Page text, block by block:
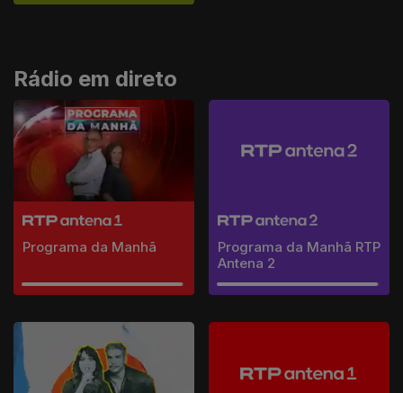
Rádio em direto
Programa da Manhã
Programa da Manhã RTP
Antena 2